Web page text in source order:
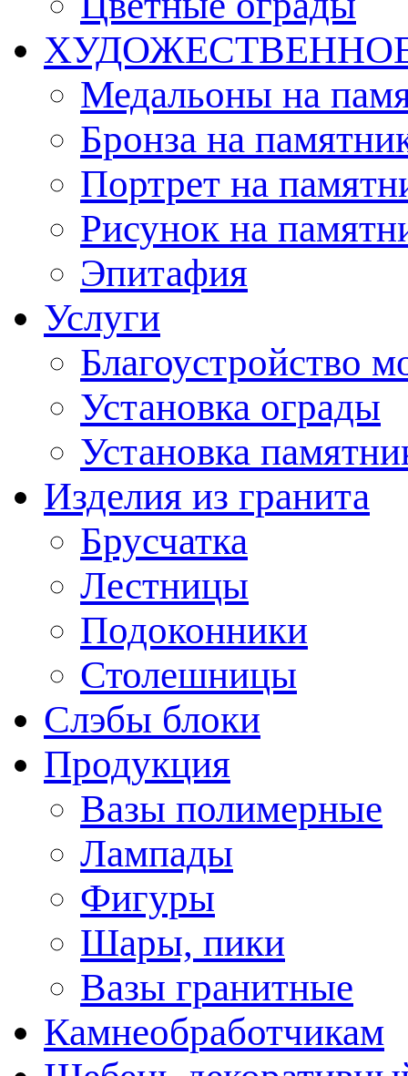
Медальоны на
Бронза на
Портрет на
Рисунок на
Эпитафия
Услуги
Благоустройство
Установка ограды
Установка
Изделия из гранита
Брусчатка
Лестницы
Подоконники
Столешницы
Слэбы блоки
Продукция
Вазы полимерные
Лампады
Фигуры
Шары, пики
Вазы гранитные
Камнеобработчикам